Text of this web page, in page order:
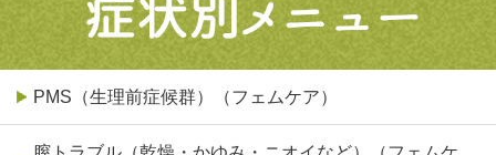
PMS（生理前症候群）（フェムケア）